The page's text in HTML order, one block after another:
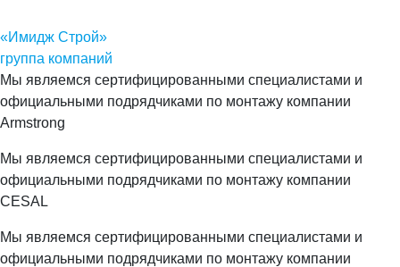
«Имидж Строй»
группа компаний
Мы являемся сертифицированными специалистами и
официальными подрядчиками по монтажу компании
Armstrong
Мы являемся сертифицированными специалистами и
официальными подрядчиками по монтажу компании
CESAL
Мы являемся сертифицированными специалистами и
официальными подрядчиками по монтажу компании